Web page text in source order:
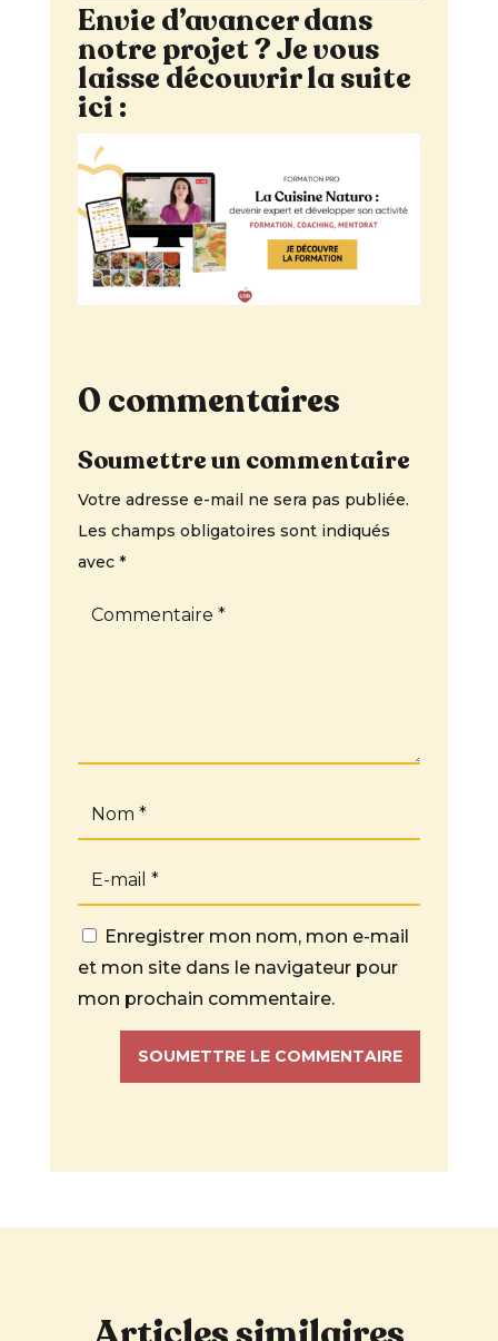
Envie d’avancer dans
notre projet ? Je vous
laisse découvrir la suite
ici :
0 commentaires
Soumettre un commentaire
Votre adresse e-mail ne sera pas publiée.
Les champs obligatoires sont indiqués
avec *
Enregistrer mon nom, mon e-mail
et mon site dans le navigateur pour
mon prochain commentaire.
SOUMETTRE LE COMMENTAIRE